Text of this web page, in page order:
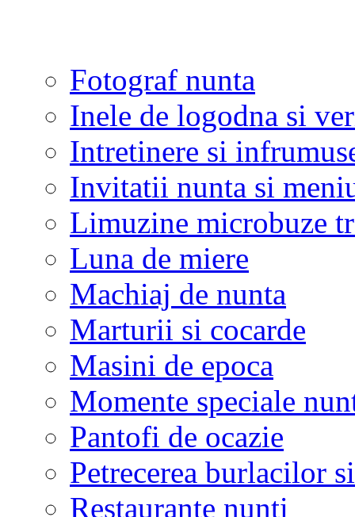
Fotograf nunta
Inele de logodna si
Intretinere si
Invitatii nunta si
Limuzine microbuze
Luna de miere
Machiaj de nunta
Marturii si cocarde
Masini de epoca
Momente speciale
Pantofi de ocazie
Petrecerea burlacilor
Restaurante nunti